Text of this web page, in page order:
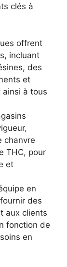
clés à
offrent
incluant
des
et
ainsi à tous
chanvre
THC, pour
et
en
des
aux clients
fonction de
en